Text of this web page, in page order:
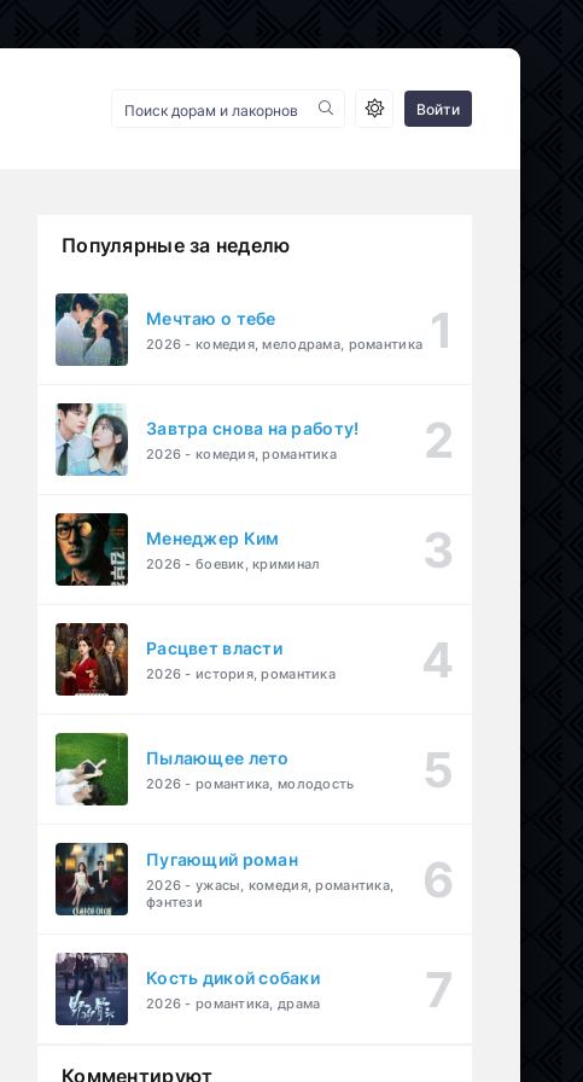
Войти
Популярные за неделю
Мечтаю о тебе
2026 - комедия, мелодрама, романтика
Завтра снова на работу!
2026 - комедия, романтика
Менеджер Ким
2026 - боевик, криминал
Расцвет власти
2026 - история, романтика
Пылающее лето
2026 - романтика, молодость
Пугающий роман
2026 - ужасы, комедия, романтика,
фэнтези
Кость дикой собаки
2026 - романтика, драма
Комментируют